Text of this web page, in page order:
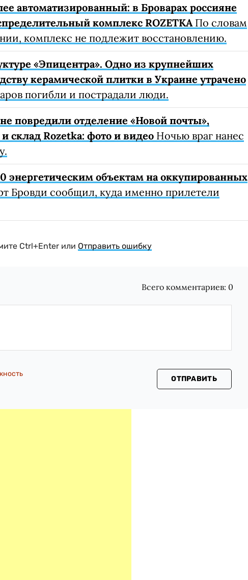
автоматизированный: в Броварах россияне
комплекс ROZETKAПо словам
комплекс не подлежит восстановлению.
«Эпицентра». Одно из крупнейших
керамической плитки в Украине утрачено
погибли и пострадали люди.
повредили отделение «Новой почты»,
склад Rozetka: фото и видео Ночью враг нанес
энергетическим объектам на оккупированных
Бровди сообщил, куда именно прилетели
Ctrl+Enter или Отправить ошибку
Всего комментариев: 0
ОТПРАВИТЬ